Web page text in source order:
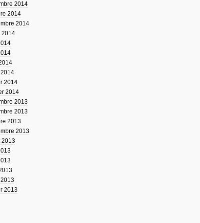
2014
2014
2014
2014
2014
2014
2013
2013
2013
2013
2013
2013